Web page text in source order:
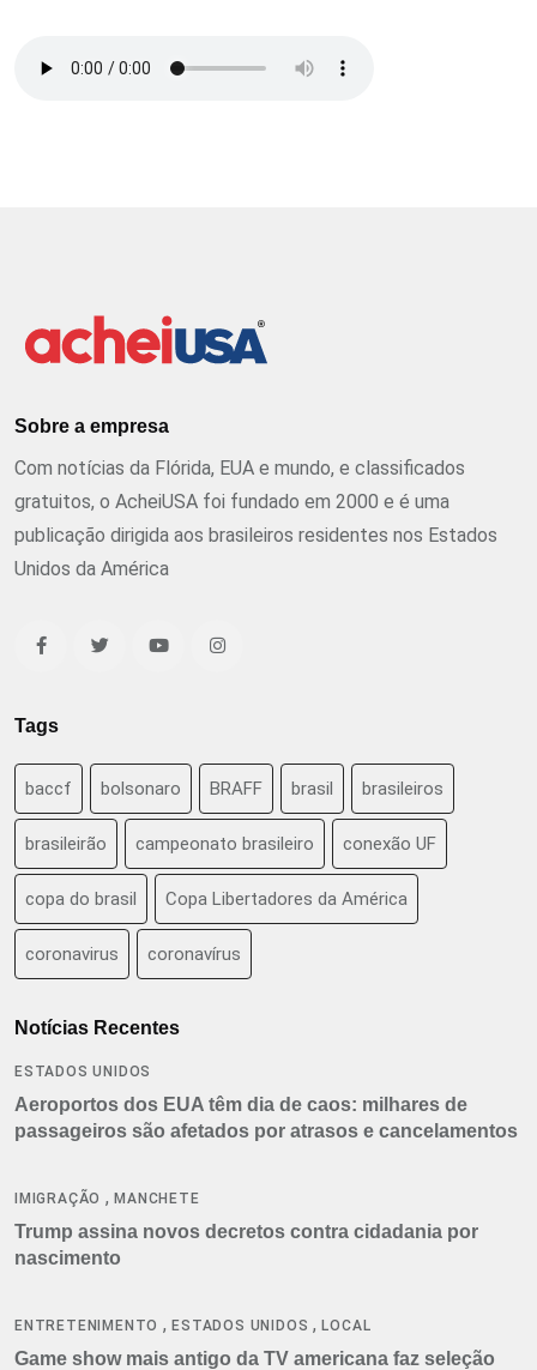
Sobre a empresa
Com notícias da Flórida, EUA e mundo, e classificados
gratuitos, o AcheiUSA foi fundado em 2000 e é uma
publicação dirigida aos brasileiros residentes nos Estados
Unidos da América
Tags
baccf bolsonaro BRAFF brasil brasileiros
brasileirão campeonato brasileiro conexão UF
copa do brasil Copa Libertadores da América
coronavirus coronavírus
Notícias Recentes
ESTADOS UNIDOS
Aeroportos dos EUA têm dia de caos: milhares de
passageiros são afetados por atrasos e cancelamentos
IMIGRAÇÃO ,MANCHETE
Trump assina novos decretos contra cidadania por
nascimento
ENTRETENIMENTO ,ESTADOS UNIDOS ,LOCAL
Game show mais antigo da TV americana faz seleção